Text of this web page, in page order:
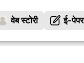
वेब स्टोरी ई-पेपर